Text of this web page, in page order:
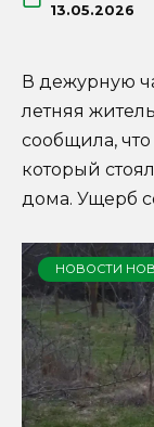
13.05.2026
В дежурную
летняя
сообщила,
который
дома. Ущерб
НОВОСТИ